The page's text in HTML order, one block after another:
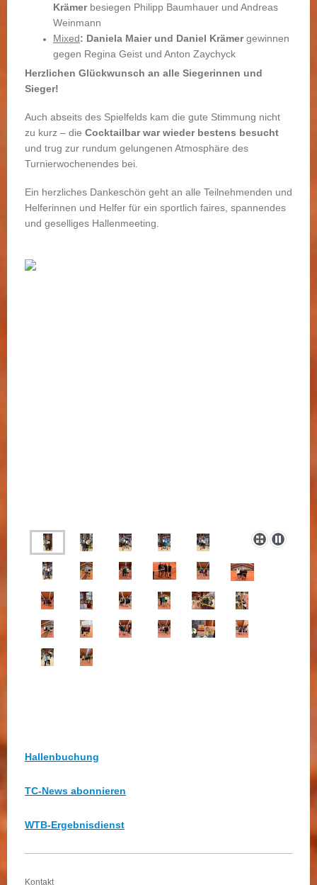
Krämerbesiegen Philipp Baumhauer und Andreas
Weinmann
Mixed: Daniela Maier und Daniel Krämergewinnen
gegen Regina Geist und Anton Zaychyck
Herzlichen Glückwunsch an alle Siegerinnen und
Sieger!
Auch abseits des Spielfelds kam die gute Stimmung nicht
zu kurz – die Cocktailbar war wieder bestens besucht
und trug zur rundum gelungenen Atmosphäre des
Turnierwochenendes bei.
Ein herzliches Dankeschön geht an alle Teilnehmenden und
Helferinnen und Helfer für ein sportlich faires, spannendes
und geselliges Hallenmeeting.
Hallenbuchung
TC-News abonnieren
WTB-Ergebnisdienst
Kontakt